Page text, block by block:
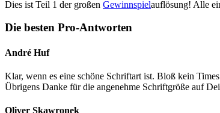
Dies ist Teil 1 der großen Gewinnspielauflösung! Alle
Die besten Pro-Antworten
André Huf
Klar, wenn es eine schöne Schriftart ist. Bloß kein
Übrigens Danke für die angenehme Schriftgröße auf
Oliver Skawronek